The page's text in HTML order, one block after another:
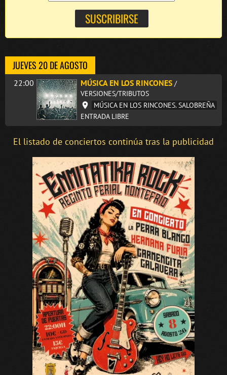
JUEVES 20 DE AGOSTO
22:00 MÚSICA EN LOS RINCONES /
VERSIONES/TRIBUTOS
MÚSICA EN LOS RINCONES. SALOBREÑA
ENTRADA LIBRE
El listado de conciertos continúa tras la publicidad